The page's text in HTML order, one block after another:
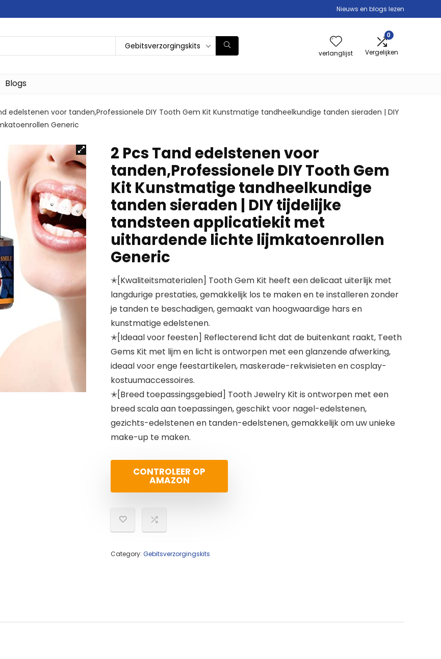
Nieuws en blogs lezen
Gebitsverzorgingskits
verlanglijst
0
Vergelijken
Blogs
edelstenen voor tanden,Professionele DIY Tooth Gem Kit Kunstmatige tandheelkundige tanden sieraden | DIY
Generic
2 Pcs Tand edelstenen voor
tanden,Professionele DIY Tooth Gem
Kit Kunstmatige tandheelkundige
tanden sieraden | DIY tijdelijke
tandsteen applicatiekit met
uithardende lichte lijmkatoenrollen
Generic
✭[Kwaliteitsmaterialen] Tooth Gem Kit heeft een delicaat uiterlijk met
langdurige prestaties, gemakkelijk los te maken en te installeren zonder
je tanden te beschadigen, gemaakt van hoogwaardige hars en
kunstmatige edelstenen.
✭[Ideaal voor feesten] Reflecterend licht dat de buitenkant raakt, Teeth
Gems Kit met lijm en licht is ontworpen met een glanzende afwerking,
ideaal voor enge feestartikelen, maskerade-rekwisieten en cosplay-
kostuumaccessoires.
✭[Breed toepassingsgebied] Tooth Jewelry Kit is ontworpen met een
breed scala aan toepassingen, geschikt voor nagel-edelstenen,
gezichts-edelstenen en tanden-edelstenen, gemakkelijk om uw unieke
make-up te maken.
CONTROLEER OP
AMAZON
Category: Gebitsverzorgingskits